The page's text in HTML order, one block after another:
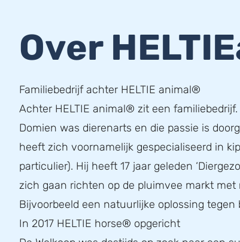
Over
Familiebedrijf achter HELTIE animal®
Achter HELTIE animal® zit een
Domien was dierenarts en die passie is
heeft zich voornamelijk gespecialiseerd in
particulier). Hij heeft 17 jaar geleden
zich gaan richten op de pluimvee markt met
Bijvoorbeeld een natuurlijke oplossing tegen
In 2017 HELTIE horse® opgericht